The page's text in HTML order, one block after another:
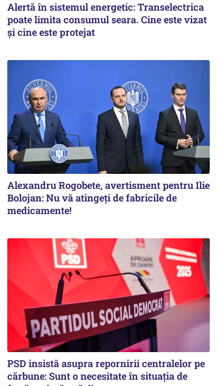
Alertă în sistemul energetic: Transelectrica
poate limita consumul seara. Cine este vizat
și cine este protejat
Alexandru Rogobete, avertisment pentru Ilie
Bolojan: Nu vă atingeți de fabricile de
medicamente!
PSD insistă asupra repornirii centralelor pe
cărbune: Sunt o necesitate în situația de